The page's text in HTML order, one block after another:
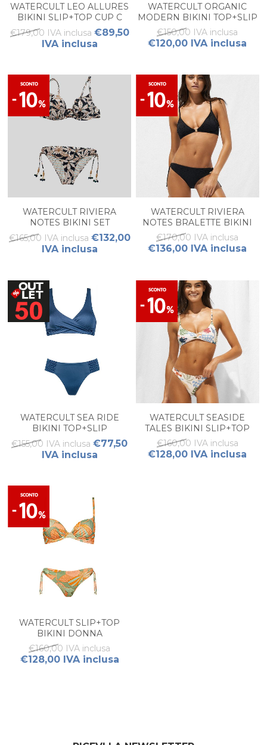
WATERCULT LEO ALLURES
BIKINI SLIP+TOP CUP C
€179,00 IVA inclusa €89,50
IVA inclusa
WATERCULT ORGANIC
MODERN BIKINI TOP+SLIP
€150,00 IVA inclusa
€120,00 IVA inclusa
WATERCULT RIVIERA
NOTES BIKINI SET
€165,00 IVA inclusa €132,00
IVA inclusa
WATERCULT RIVIERA
NOTES BRALETTE BIKINI
SET
€170,00 IVA inclusa
€136,00 IVA inclusa
WATERCULT SEA RIDE
BIKINI TOP+SLIP
€155,00 IVA inclusa €77,50
IVA inclusa
WATERCULT SEASIDE
TALES BIKINI SLIP+TOP
€160,00 IVA inclusa
€128,00 IVA inclusa
WATERCULT SLIP+TOP
BIKINI DONNA
€160,00 IVA inclusa
€128,00 IVA inclusa